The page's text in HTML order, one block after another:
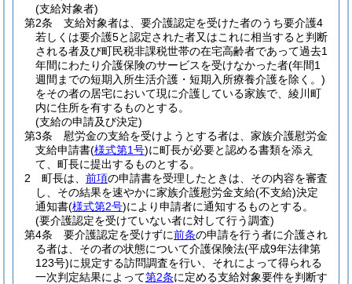
(支給対象者)
第2条
支給対象者は、要介護認定を受けた者のうち要介護4
若しくは要介護5と認定された者又はこれに相当すると判断
される者及び町民税非課税世帯の在宅高齢者であって過去1
年間にわたり介護保険のサービスを受けなかった者(年間1
週間までの短期入所生活介護・短期入所療養介護を除く。)
をその者の居宅において現に介護している家族で、綾川町
内に住所を有するものとする。
(支給の申請及び決定)
第3条
慰労金の支給を受けようとする者は、家族介護慰労金
支給申請書(様式第1号)に町長が必要と認める書類を添え
て、町長に提出するものとする。
2
町長は、 前項の申請書を受理したときは、その内容を審査
し、その結果を速やかに家族介護慰労金支給(不支給)決定
通知書(様式第2号)により申請者に通知するものとする。
(要介護認定を受けていない者に対して行う調査)
第4条
要介護認定を受けずに前条の申請を行う者に介護され
る者は、その者の状態について介護保険法(平成9年法律第
123号)に規定する訪問調査を行い、それによって得られる
一次判定結果によって第2条に定める支給対象要件を判断す